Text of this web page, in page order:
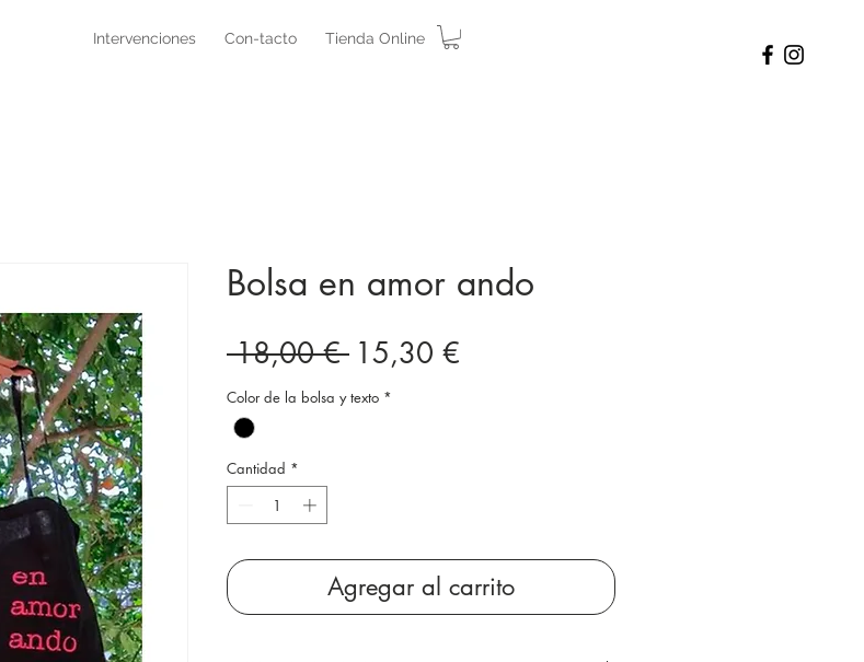
Intervenciones Con-tacto Tienda Online
Bolsa en amor ando
18,00 € Precio
15,30 €
Color de la bolsa y texto *
Cantidad *
Agregar al carrito